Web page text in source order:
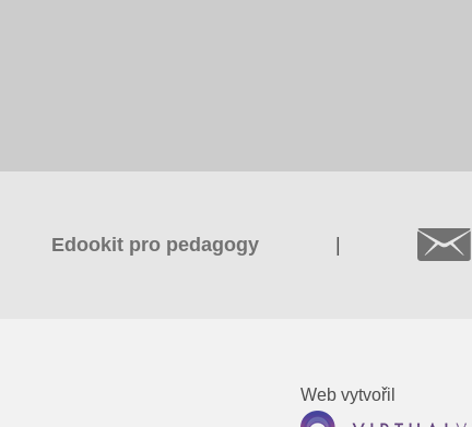
Edookit pro pedagogy |
Web vytvořil